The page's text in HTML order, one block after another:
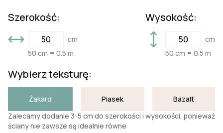
Szerokość:
cm
50 cm = 0.5 m
Wysokość:
cm
50 cm = 0.5 m
Wybierz teksturę:
Żakard Piasek
Bazalt
Zalecamy dodanie 3-5 cm do szerokości i wysokości, ponieważ
ściany nie zawsze są idealnie równe